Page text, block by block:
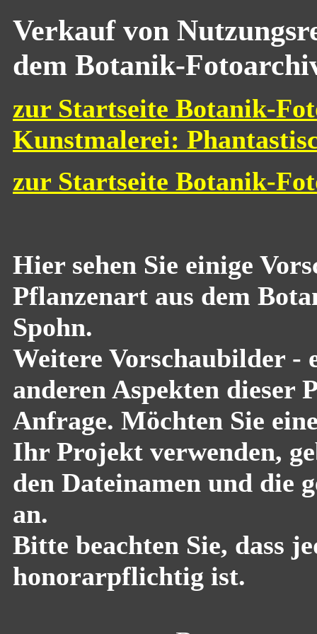
Verkauf von
dem Botanik-
zur Startseite Botanik-
Kunstmalerei:
zur Startseite Botanik-
Hier sehen Sie einige
Pflanzenart aus dem
Spohn.
Weitere Vorschaubilder -
anderen Aspekten dieser
Anfrage. Möchten Sie
Ihr Projekt verwenden,
den Dateinamen und die
an.
Bitte beachten Sie, dass
honorarpflichtig ist.